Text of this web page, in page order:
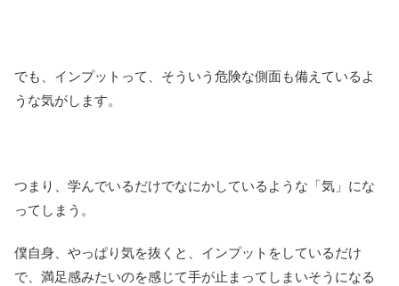
でも、インプットって、そういう危険な側面も備えているよ
うな気がします。
つまり、学んでいるだけでなにかしているような「気」にな
ってしまう。
僕自身、やっぱり気を抜くと、インプットをしているだけ
で、満足感みたいのを感じて手が止まってしまいそうになる